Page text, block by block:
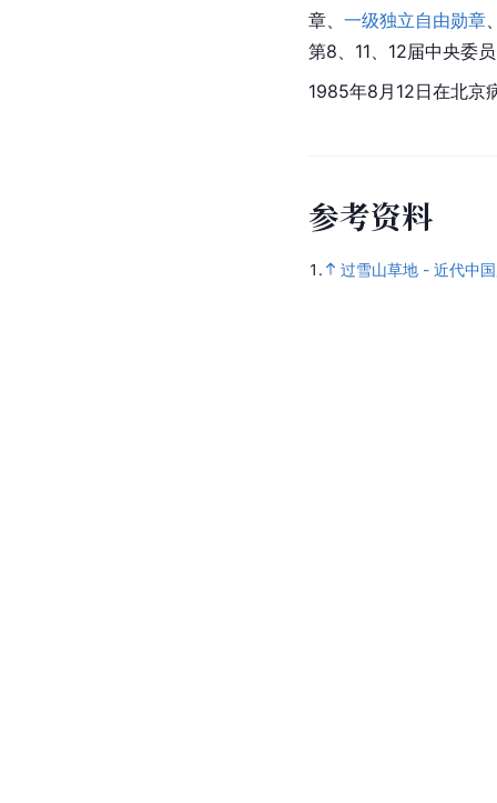
章、 一级独立自由勋章
第8、11、12届中央委
1985年8月12日在北京
参考资料
1. 过雪山草地 - 近代中